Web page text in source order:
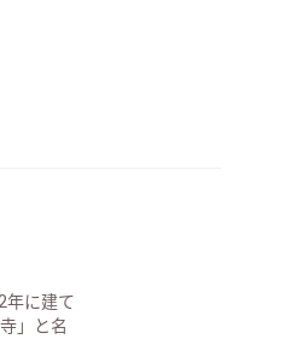
年に建て
」と名